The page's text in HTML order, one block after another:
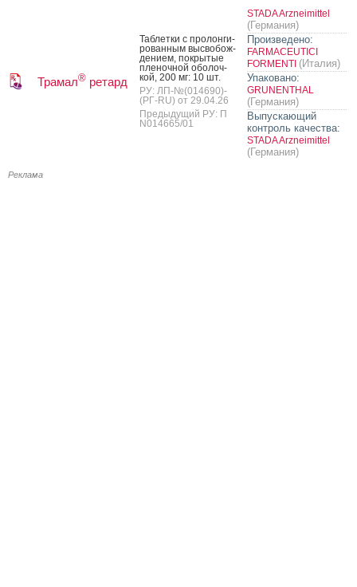
Трамал®ретард
Таб­летки с про­лон­ги­
рован­ным выс­во­бож­
де­ни­ем, пок­ры­тые
пле­ноч­ной обо­лоч­
кой, 200 мг: 10 шт.
РУ: ЛП-№(014690)-
(РГ-RU) от 29.04.26
Предыдущий РУ: П
N014665/01
STADA Arzneimittel
(Германия)
Произведено:
FARMACEUTICI
FORMENTI (Италия)
Упаковано:
GRUNENTHAL
(Германия)
Выпускающий
контроль качества:
STADA Arzneimittel
(Германия)
Реклама